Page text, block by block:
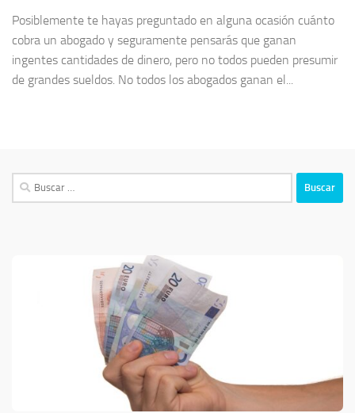
Posiblemente te hayas preguntado en alguna ocasión cuánto
cobra un abogado y seguramente pensarás que ganan
ingentes cantidades de dinero, pero no todos pueden presumir
de grandes sueldos. No todos los abogados ganan el...
Buscar: